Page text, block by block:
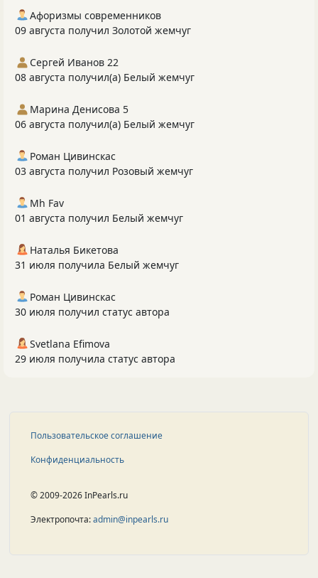
Афоризмы современников
09 августа получил Золотой жемчуг
Сергей Иванов 22
08 августа получил(а) Белый жемчуг
Марина Денисова 5
06 августа получил(а) Белый жемчуг
Роман Цивинскас
03 августа получил Розовый жемчуг
Mh Fav
01 августа получил Белый жемчуг
Наталья Бикетова
31 июля получила Белый жемчуг
Роман Цивинскас
30 июля получил статус автора
Svetlana Efimova
29 июля получила статус автора
Пользовательское соглашение
Конфиденциальность
© 2009-2026 InPearls.ru
Электропочта:admin@inpearls.ru